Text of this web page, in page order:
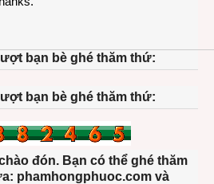
bạn bè ghé thăm thứ:
bạn bè ghé thăm thứ:
đón. Bạn có thể ghé thăm
phamhongphuoc.com và